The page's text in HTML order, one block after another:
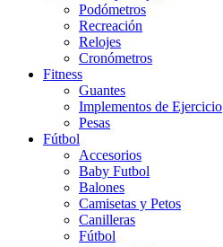
Podómetros
Recreación
Relojes
Cronómetros
Fitness
Guantes
Implementos de Ejercicio
Pesas
Fútbol
Accesorios
Baby Futbol
Balones
Camisetas y Petos
Canilleras
Fútbol